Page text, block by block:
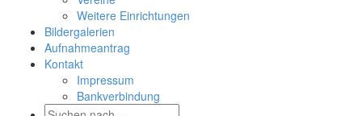
Weitere Einrichtungen
Bildergalerien
Aufnahmeantrag
Kontakt
Impressum
Bankverbindung